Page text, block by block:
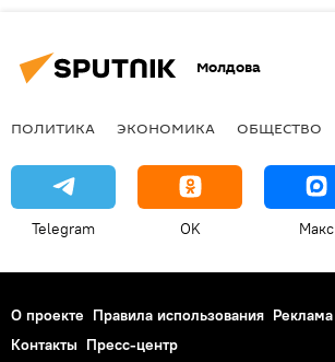
Молдова
ПОЛИТИКА ЭКОНОМИКА ОБЩЕСТВО
Telegram OK Макс
О проекте Правила использования Реклама
Контакты Пресс-центр